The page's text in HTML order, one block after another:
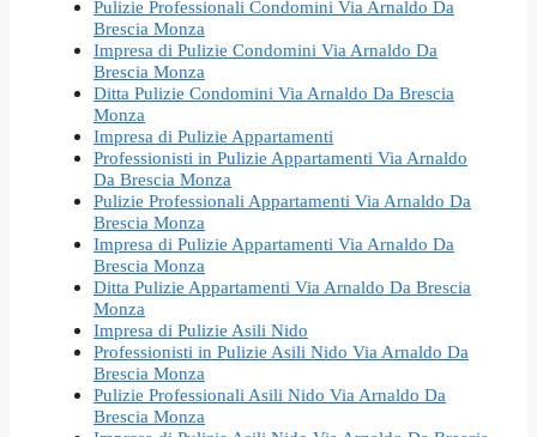
Pulizie Professionali Condomini Via Arnaldo Da
Brescia Monza
Impresa di Pulizie Condomini Via Arnaldo Da
Brescia Monza
Ditta Pulizie Condomini Via Arnaldo Da Brescia
Monza
Impresa di Pulizie Appartamenti
Professionisti in Pulizie Appartamenti Via Arnaldo
Da Brescia Monza
Pulizie Professionali Appartamenti Via Arnaldo Da
Brescia Monza
Impresa di Pulizie Appartamenti Via Arnaldo Da
Brescia Monza
Ditta Pulizie Appartamenti Via Arnaldo Da Brescia
Monza
Impresa di Pulizie Asili Nido
Professionisti in Pulizie Asili Nido Via Arnaldo Da
Brescia Monza
Pulizie Professionali Asili Nido Via Arnaldo Da
Brescia Monza